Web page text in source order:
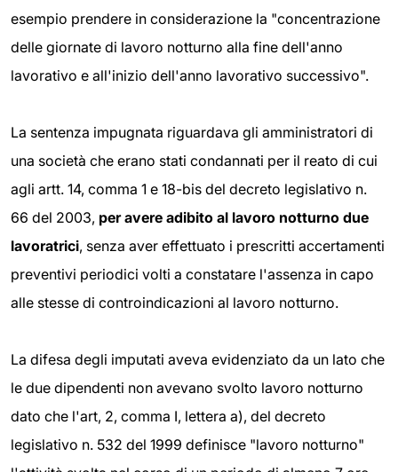
esempio prendere in considerazione la "concentrazione
delle giornate di lavoro notturno alla fine dell'anno
lavorativo e all'inizio dell'anno lavorativo successivo".
La sentenza impugnata riguardava gli amministratori di
una società che erano stati condannati per il reato di cui
agli artt. 14, comma 1 e 18-bis del decreto legislativo n.
66 del 2003, per avere adibito al lavoro notturno due
lavoratrici, senza aver effettuato i prescritti accertamenti
preventivi periodici volti a constatare l'assenza in capo
alle stesse di controindicazioni al lavoro notturno.
La difesa degli imputati aveva evidenziato da un lato che
le due dipendenti non avevano svolto lavoro notturno
dato che l'art, 2, comma I, lettera a), del decreto
legislativo n. 532 del 1999 definisce "lavoro notturno"